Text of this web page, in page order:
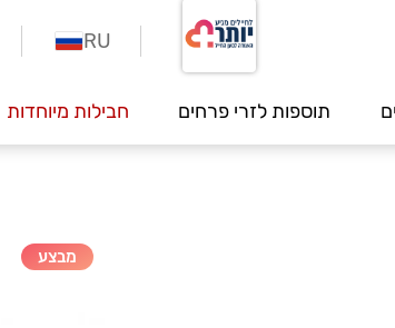
RU
תוספות לזרי פרחים חבילות מיוחדות
מבצע